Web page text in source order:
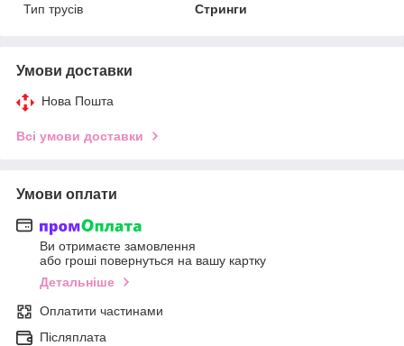
Тип трусів
Стринги
Умови доставки
Нова Пошта
Всі умови доставки
Умови оплати
Ви отримаєте замовлення
або гроші повернуться на вашу картку
Детальніше
Оплатити частинами
Післяплата